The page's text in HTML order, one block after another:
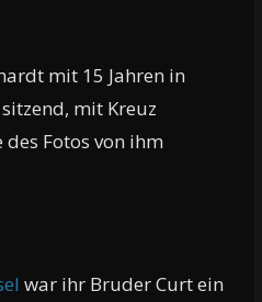
mit 15 Jahren in
mit Kreuz
Fotos von ihm
war ihr Bruder Curt ein